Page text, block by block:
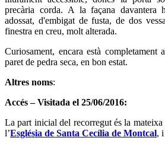
precària corda. A la façana
adossat, d'embigat de fusta, de dos
finestra en creu, molt alterada.
Curiosament, encara està completament
paret de pedra seca, en bon estat.
Altres noms:
Accés – Visitada el 25/06/2016:
La part inicial del recorregut és la
l’Església de Santa Cecília de Montcal,